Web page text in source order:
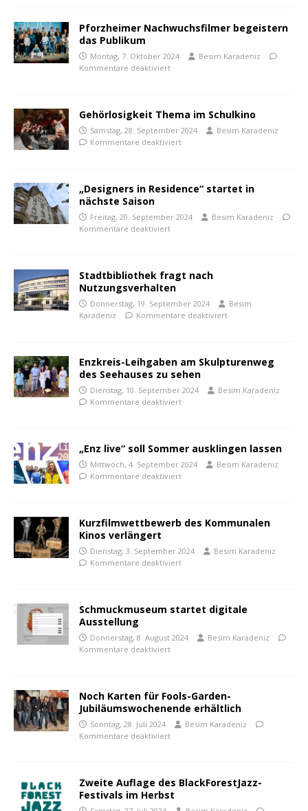
Pforzheimer Nachwuchsfilmer begeistern
das Publikum
Montag, 7. Oktober 2024
Besim Karadeniz
Kommentare deaktiviert
Gehörlosigkeit Thema im Schulkino
Samstag, 28. September 2024
Besim Karadeniz
Kommentare deaktiviert
„Designers in Residence“ startet in
nächste Saison
Freitag, 20. September 2024
Besim Karadeniz
Kommentare deaktiviert
Stadtbibliothek fragt nach
Nutzungsverhalten
Donnerstag, 19. September 2024
Besim
Karadeniz
Kommentare deaktiviert
Enzkreis-Leihgaben am Skulpturenweg
des Seehauses zu sehen
Dienstag, 10. September 2024
Besim Karadeniz
Kommentare deaktiviert
„Enz live“ soll Sommer ausklingen lassen
Mittwoch, 4. September 2024
Besim Karadeniz
Kommentare deaktiviert
Kurzfilmwettbewerb des Kommunalen
Kinos verlängert
Dienstag, 3. September 2024
Besim Karadeniz
Kommentare deaktiviert
Schmuckmuseum startet digitale
Ausstellung
Donnerstag, 8. August 2024
Besim Karadeniz
Kommentare deaktiviert
Noch Karten für Fools-Garden-
Jubiläumswochenende erhältlich
Sonntag, 28. Juli 2024
Besim Karadeniz
Kommentare deaktiviert
Zweite Auflage des BlackForestJazz-
Festivals im Herbst